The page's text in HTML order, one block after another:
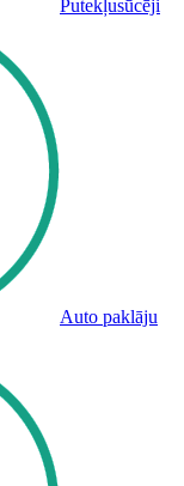
Putekļusūcēji
Auto paklāju